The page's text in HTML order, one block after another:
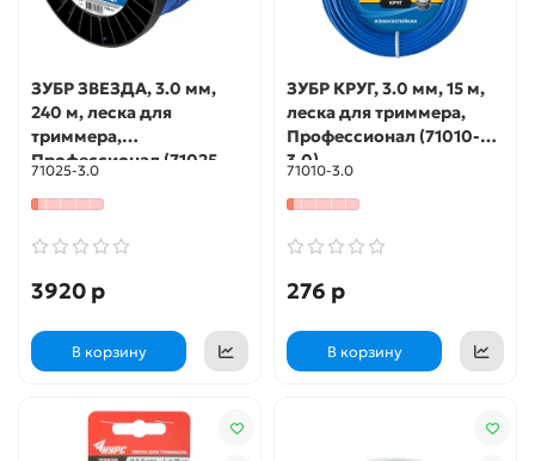
ЗУБР ЗВЕЗДА, 3.0 мм,
240 м, леска для
триммера,
Профессионал (71025-
3.0)
71025-3.0
3920 р
В корзину
ЗУБР КРУГ, 3.0 мм, 15 м,
леска для триммера,
Профессионал (71010-
3.0)
71010-3.0
276 р
В корзину